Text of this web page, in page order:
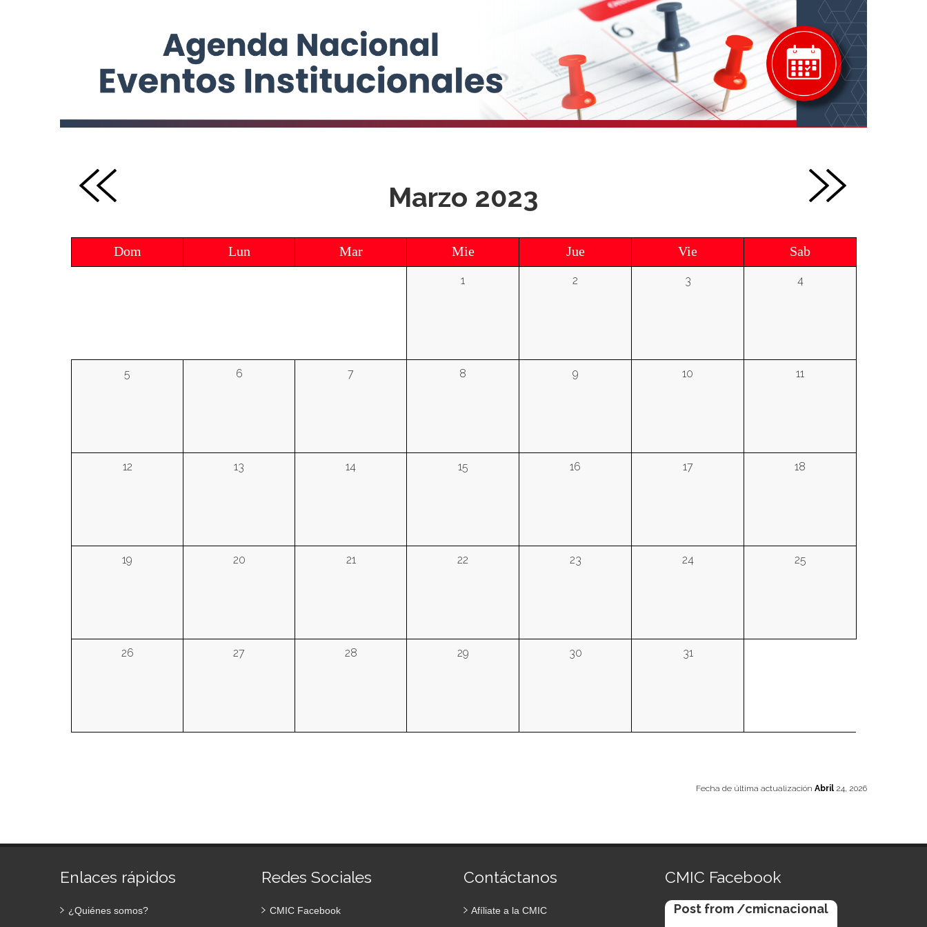
Marzo 2023
Dom Lun Mar Mie Jue Vie Sab
1 2 3 4
5 6 7 8 9 10 11
12 13 14 15 16 17 18
19 20 21 22 23 24 25
26 27 28 29 30 31
Fecha de última actualización Abril 24, 2026
Enlaces rápidos
¿Quiénes somos?
Redes Sociales
CMIC Facebook
Contáctanos
Afíliate a la CMIC
CMIC Facebook
Post from /cmicnacional